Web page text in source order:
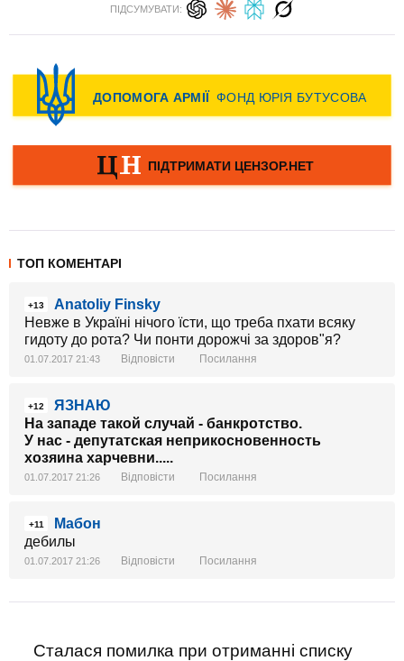
ПІДСУМУВАТИ:
ТОП КОМЕНТАРІ
+13
Anatoliy Finsky
Невже в Україні нічого їсти, що треба пхати всяку
гидоту до рота? Чи понти дорожчі за здоров"я?
01.07.2017 21:43 Відповісти Посилання
+12
ЯЗНАЮ
На западе такой случай - банкротство.
У нас - депутатская неприкосновенность
хозяина харчевни.....
01.07.2017 21:26 Відповісти Посилання
+11
Мабон
дебилы
01.07.2017 21:26 Відповісти Посилання
Сталася помилка при отриманні списку